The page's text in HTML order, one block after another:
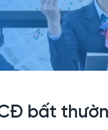
bất